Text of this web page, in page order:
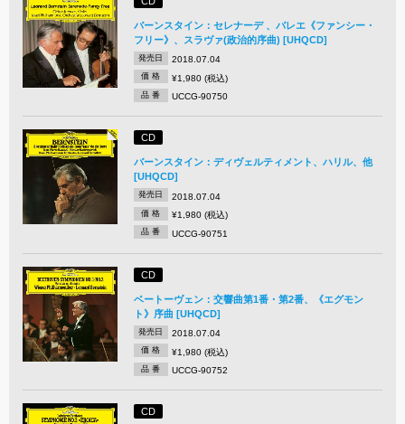
バーンスタイン：セレナーデ 、バレエ《ファンシー・
フリー》、スラヴァ(政治的序曲) [UHQCD]
発売日 2018.07.04
価 格 ¥1,980 (税込)
品 番 UCCG-90750
CD
バーンスタイン：ディヴェルティメント、ハリル、他
[UHQCD]
発売日 2018.07.04
価 格 ¥1,980 (税込)
品 番 UCCG-90751
CD
ベートーヴェン：交響曲第1番・第2番、《エグモン
ト》序曲 [UHQCD]
発売日 2018.07.04
価 格 ¥1,980 (税込)
品 番 UCCG-90752
CD